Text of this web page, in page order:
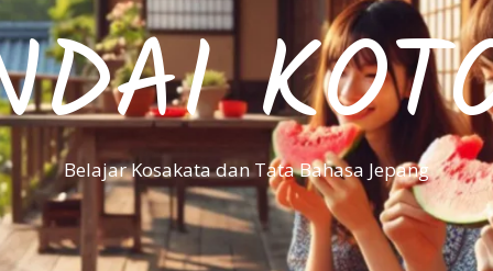
Belajar Kosakata dan Tata Bahasa Jepang